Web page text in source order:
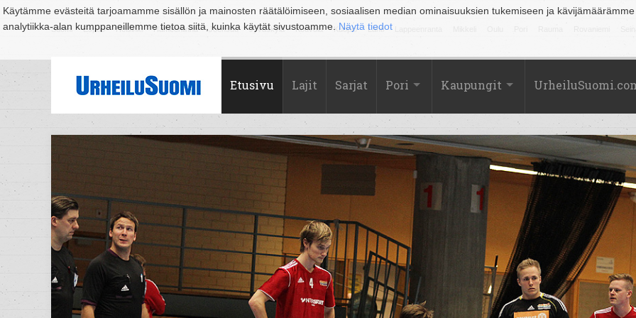
Käytämme evästeitä tarjoamamme sisällön ja mainosten räätälöimiseen, sosiaalisen median ominaisuuksien tukemiseen ja
analytiikka-alan kumppaneillemme tietoa siitä, kuinka käytät sivustoamme. Näytä tiedot
Suomi Espoo Helsinki Hämeenlinna Joensuu Jyväskylä Kouvola Kuopio Lahti
Etusivu Lajit Sarjat Pori Kaupungit